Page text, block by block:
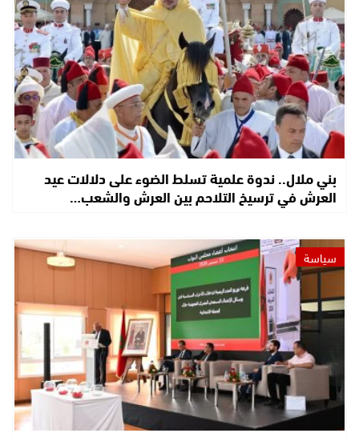
بني ملال.. ندوة علمية تسلط الضوء على دلالات عيد
العرش في ترسيخ التلاحم بين العرش والشعب…
سياسة